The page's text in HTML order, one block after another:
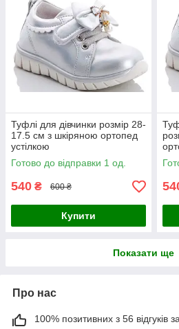
Туфлі для дівчинки розмір 28-
17.5 см з шкіряною ортопед
устілкою
Готово до відправки 1 од.
540 ₴ 600 ₴
Купити
Показати ще
Про нас
100% позитивних з 56 відгуків